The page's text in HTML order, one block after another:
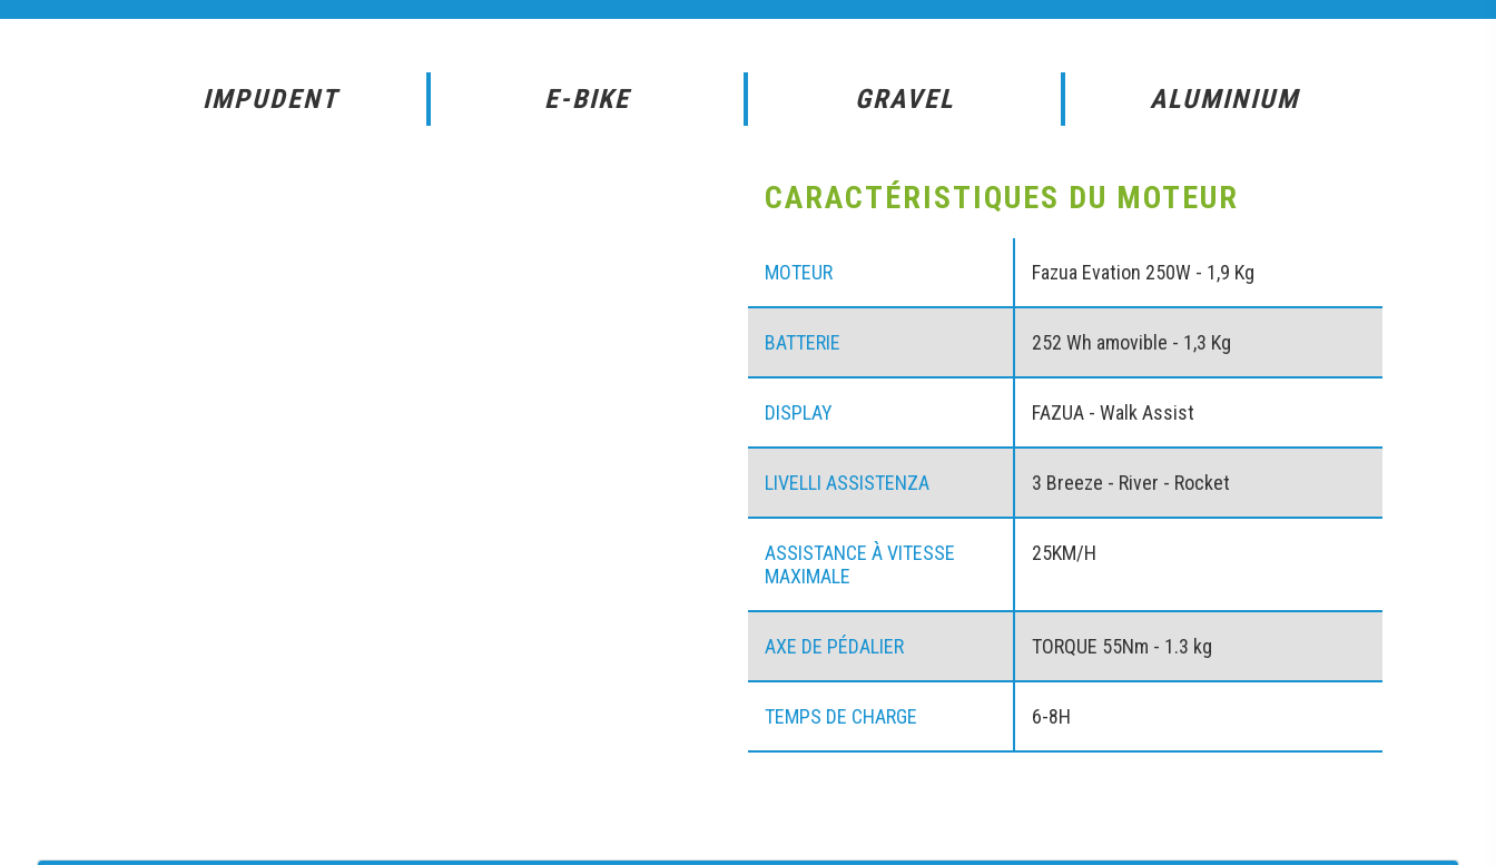
IMPUDENT E-BIKE GRAVEL ALUMINIUM
CARACTÉRISTIQUES DU MOTEUR
MOTEUR Fazua Evation 250W - 1,9 Kg
BATTERIE 252 Wh amovible - 1,3 Kg
DISPLAY FAZUA - Walk Assist
LIVELLI ASSISTENZA 3 Breeze - River - Rocket
ASSISTANCE À VITESSE
MAXIMALE
25KM/H
AXE DE PÉDALIER TORQUE 55Nm - 1.3 kg
TEMPS DE CHARGE 6-8H